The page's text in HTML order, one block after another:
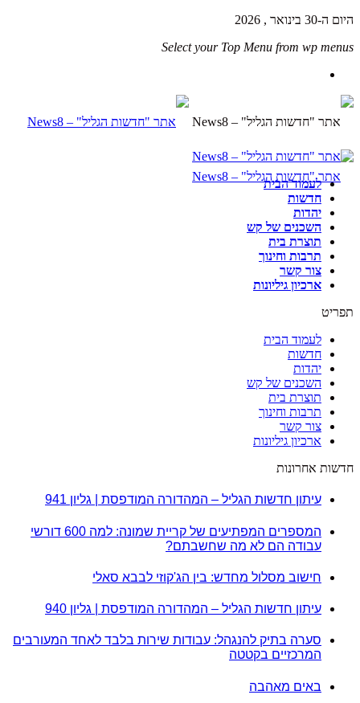
היום ה-30 בינואר , 2026
Select your Top Menu from wp menus
לעמוד הבית
חדשות
יהדות
השכנים של קש
תוצרת בית
תרבות וחינוך
צור קשר
ארכיון גיליונות
תפריט
לעמוד הבית
חדשות
יהדות
השכנים של קש
תוצרת בית
תרבות וחינוך
צור קשר
ארכיון גיליונות
חדשות אחרונות
עיתון חדשות הגליל – המהדורה המודפסת | גליון 941
המספרים המפתיעים של קריית שמונה: למה 600 דורשי
עבודה הם לא מה שחשבתם?
חישוב מסלול מחדש: בין הג'קוזי לבבא סאלי
עיתון חדשות הגליל – המהדורה המודפסת | גליון 940
סערה בתיק להנגהל: עבודות שירות בלבד לאחד המעורבים
המרכזיים בקטטה
באים מאהבה